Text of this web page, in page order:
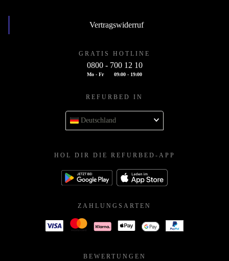
Vertragswiderruf
GRATIS HOTLINE
0800 - 700 12 10
Mo - Fr 09:00 - 19:00
REFURBED IN
Deutschland
HOL DIR DIE REFURBED-APP
ZAHLUNGSARTEN
BEWERTUNGEN